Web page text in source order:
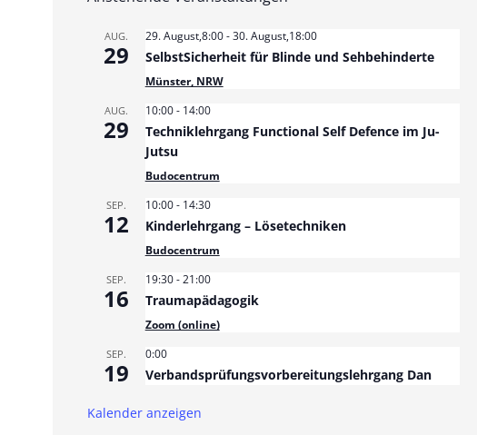
AUG.
29
29. August,8:00-30. August,18:00
SelbstSicherheit für Blinde und Sehbehinderte
Münster, NRW
AUG.
29
10:00- 14:00
Techniklehrgang Functional Self Defence im Ju-
Jutsu
Budocentrum
SEP.
12
10:00- 14:30
Kinderlehrgang – Lösetechniken
Budocentrum
SEP.
16
19:30-21:00
Traumapädagogik
Zoom (online)
SEP.
19
0:00
Verbandsprüfungsvorbereitungslehrgang Dan
Kalender anzeigen